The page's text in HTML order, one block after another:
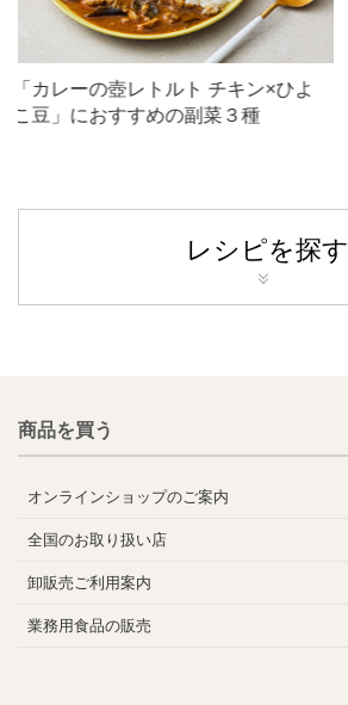
「カレーの壺レトルト チキン×ひよ
こ豆」におすすめの副菜３種
レシピを探す
商品を買う
オンラインショップのご案内
全国のお取り扱い店
卸販売ご利用案内
業務用食品の販売